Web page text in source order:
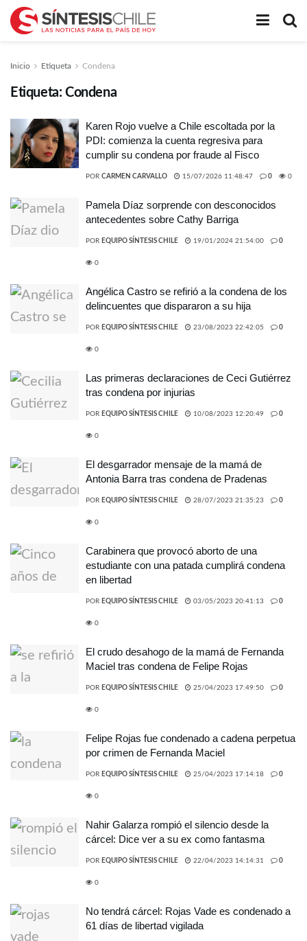
Inicio Etiqueta Condena
Etiqueta: Condena
Karen Rojo vuelve a Chile escoltada por la
PDI: comienza la cuenta regresiva para
cumplir su condena por fraude al Fisco
POR CARMEN CARVALLO 15/07/2026 11:48:47 0 0
Pamela Díaz sorprende con desconocidos
antecedentes sobre Cathy Barriga
POR EQUIPO SÍNTESIS CHILE 19/01/2024 21:54:00 0
0
Angélica Castro se refirió a la condena de los
delincuentes que dispararon a su hija
POR EQUIPO SÍNTESIS CHILE 23/08/2023 22:42:05 0
0
Las primeras declaraciones de Ceci Gutiérrez
tras condena por injurias
POR EQUIPO SÍNTESIS CHILE 10/08/2023 12:20:49 0
0
El desgarrador mensaje de la mamá de
Antonia Barra tras condena de Pradenas
POR EQUIPO SÍNTESIS CHILE 28/07/2023 21:35:23 0
0
Carabinera que provocó aborto de una
estudiante con una patada cumplirá condena
en libertad
POR EQUIPO SÍNTESIS CHILE 03/05/2023 20:41:13 0
0
El crudo desahogo de la mamá de Fernanda
Maciel tras condena de Felipe Rojas
POR EQUIPO SÍNTESIS CHILE 25/04/2023 17:49:50 0
0
Felipe Rojas fue condenado a cadena perpetua
por crimen de Fernanda Maciel
POR EQUIPO SÍNTESIS CHILE 25/04/2023 17:14:18 0
0
Nahir Galarza rompió el silencio desde la
cárcel: Dice ver a su ex como fantasma
POR EQUIPO SÍNTESIS CHILE 22/04/2023 14:14:31 0
0
No tendrá cárcel: Rojas Vade es condenado a
61 días de libertad vigilada